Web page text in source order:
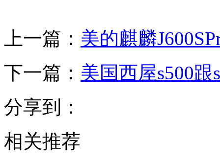
上一篇： 美的麒麟
下一篇： 美国西屋s500
分享到：
相关推荐